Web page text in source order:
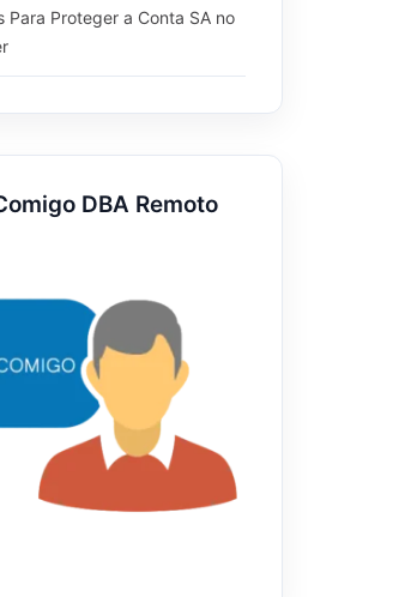
Para Proteger a Conta SA no
DBA Remoto